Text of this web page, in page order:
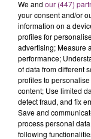
Sens France
• suppression de
• interdiction de
automobiles, les
doublés ou
transport de
autorisé en
est supérieur à
l'exception des
We and our (447)
your consent and/or
information on a
profiles for
advertising; Measure
performance;
of data from different
profiles to
content; Use limited
detect fraud, and fix
Save and
process personal
following